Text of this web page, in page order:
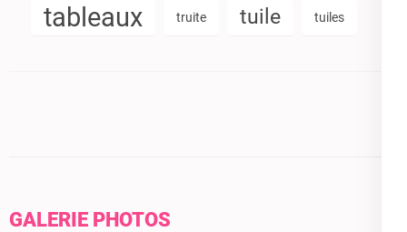
tableaux
truite tuile tuiles
GALERIE PHOTOS